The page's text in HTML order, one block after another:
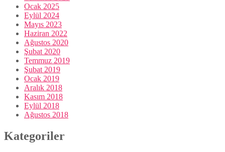
Ocak 2025
Eylül 2024
Mayıs 2023
Haziran 2022
Ağustos 2020
Şubat 2020
Temmuz 2019
Şubat 2019
Ocak 2019
Aralık 2018
Kasım 2018
Eylül 2018
Ağustos 2018
Kategoriler